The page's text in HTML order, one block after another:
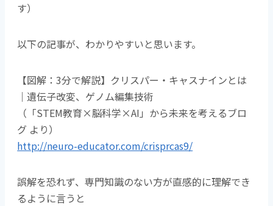
す）
以下の記事が、わかりやすいと思います。
【図解：3分で解説】クリスパー・キャスナインとは
｜遺伝子改変、ゲノム編集技術
（「STEM教育×脳科学×AI」から未来を考えるブロ
グ より）
http://neuro-educator.com/crisprcas9/
誤解を恐れず、専門知識のない方が直感的に理解でき
るように言うと